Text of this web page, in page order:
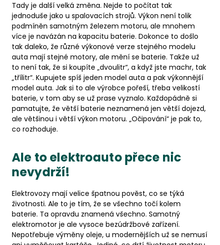
Tady je další velká změna. Nejde to počítat tak
jednoduše jako u spalovacích strojů. Výkon není tolik
podmíněn samotným železem motoru, ale mnohem
více je navázán na kapacitu baterie. Dokonce to došlo
tak daleko, že různé výkonové verze stejného modelu
auta mají stejné motory, ale mění se baterie. Takže už
to není tak, že si koupíte „dvoulitr“, a když jste machr, tak
„třílitr“. Kupujete spíš jeden model auta a pak výkonnější
model auta. Jak si to ale výrobce pořeší, třeba velikostí
baterie, v tom aby se už prase vyznalo. Každopádně si
pamatujte, že větší baterie neznamená jen větší dojezd,
ale většinou i větší výkon motoru. „Očipování“ je pak to,
co rozhoduje.
Ale to elektroauto přece nic
nevydrží!
Elektrovozy mají velice špatnou pověst, co se týká
životnosti. Ale to je tím, že se všechno točí kolem
baterie. Ta opravdu znamená všechno. Samotný
elektromotor je ale vysoce bezúdržbové zařízení.
Nepotřebuje výměny oleje, u modernějších už se nemusí